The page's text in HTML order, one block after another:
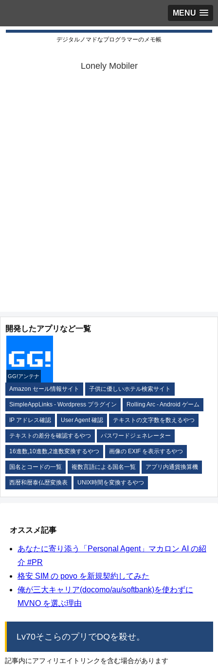
MENU
デジタルノマドなプログラマーのメモ帳
Lonely Mobiler
開発したアプリなど一覧
GG!アンテナ
Amazon セール情報サイト 子供に優しいホテル検索サイト
SimpleAppLinks - Wordpress プラグイン Rolling Arc - Android ゲーム
IP アドレス確認 User Agent 確認 テキストの文字数を数えるやつ
テキストの差分を確認するやつ パスワードジェネレーター
16進数,10進数,2進数変換するやつ 画像の EXIF を表示するやつ
国名とコードの一覧 複数言語による国名一覧 アプリ内通貨換算機
西暦和暦泰仏歴変換表 UNIX時間を変換するやつ
オススメ記事
あなたに寄り添う「Personal Agent」マカロン AI の紹
介 #PR
格安 SIM の povo を新規契約してみた
俺が三大キャリア(docomo/au/softbank)を使わずに
MVNO を選ぶ理由
Lv70そこらのプリでDQを殺せ。
記事内にアフィリエイトリンクを含む場合があります